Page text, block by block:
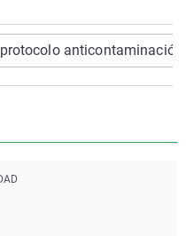
protocolo anticontaminación